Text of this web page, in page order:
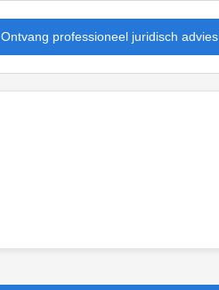
Ontvang professioneel juridisch advies